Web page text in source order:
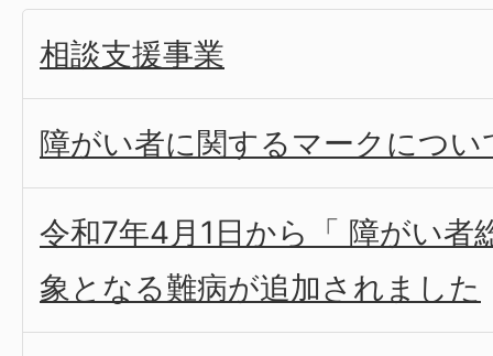
相談支援事業
障がい者に関するマークについ
令和7年4月1日から「 障がい者
象となる難病が追加されました